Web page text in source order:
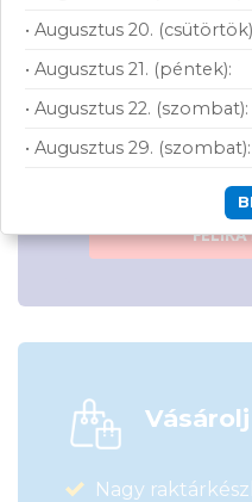
adatkezelési
Nagy
• Augusztus 20.
• Augusztus 21. (péntek):
• Augusztus 22. (szombat):
• Augusztus 29. (szombat):